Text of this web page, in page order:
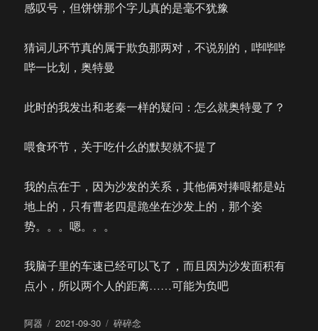
感叹号，但饼饼那个字儿真的是毫不犹豫
猜词儿环节真的属于欺负那两对，不说别的，哔哔哔
哔一比划，奥特曼
此时的我发出和老秦一样的疑问：怎么就奥特曼了？
喂食环节，关于吃什么的默契就不提了
我的点在于，因为沙发的关系，其他俩对捧哏都是站
地上的，只有曹老四是跪坐在沙发上的，那个姿
势。。。嗯。。。
我脑子里的车速已经可以飞了，而且因为沙发面积有
点小，所以两个人的距离……可能为负吧
作
阿器
发
2021-09-30
分
碎碎念